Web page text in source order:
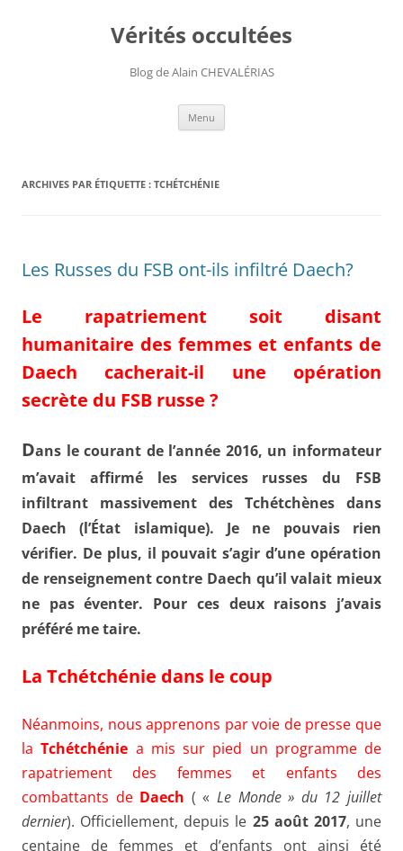
Vérités occultées
Blog de Alain CHEVALÉRIAS
Menu
ARCHIVES PAR ÉTIQUETTE : TCHÉTCHÉNIE
Les Russes du FSB ont-ils infiltré Daech?
Le rapatriement soit disant
humanitaire des femmes et enfants de
Daech cacherait-il une opération
secrète du FSB russe ?
Dans le courant de l’année 2016, un informateur
m’avait affirmé les services russes du FSB
infiltrant massivement des Tchétchènes dans
Daech (l’État islamique). Je ne pouvais rien
vérifier. De plus, il pouvait s’agir d’une opération
de renseignement contre Daech qu’il valait mieux
ne pas éventer. Pour ces deux raisons j’avais
préféré me taire.
La Tchétchénie dans le coup
Néanmoins, nous apprenons par voie de presse que
laTchétchénie a mis sur pied un programme de
rapatriement des femmes et enfants des
combattants de Daech ( «Le Monde » du 12 juillet
dernier). Officiellement, depuis le 25 août 2017, une
centaine de femmes et d’enfants ont ainsi été